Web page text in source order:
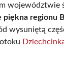
województwie
piękna regionu
wysuniętą